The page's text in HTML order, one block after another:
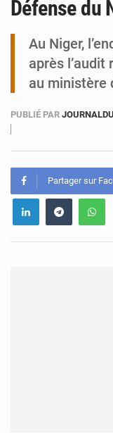
Défense du
Au Niger,
après
au ministère
PUBLIÉ PAR
Partager sur